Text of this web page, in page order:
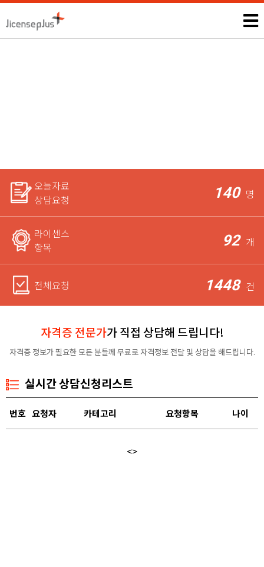
오늘자료
상담요청
140 명
라이센스
항목
92 개
전체요청 1448 건
자격증 전문가가 직접 상담해 드립니다!
자격증 정보가 필요한 모든 분들께 무료로 자격정보 전달 및 상담을 해드립니다.